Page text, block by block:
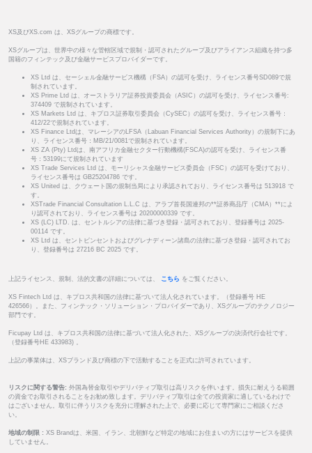
XS及びXS.com は、XSグループの商標です。
XSグループは、世界中の様々な管轄区域で規制・認可されたグループ及びアライアンス組織を持つ多
国籍のフィンテック及び金融サービスプロバイダーです。
XS Ltd は、セーシェル金融サービス機構（FSA）の認可を受け、ライセンス番号SD089で規
制されています。
XS Prime Ltd は、オーストラリア証券投資委員会（ASIC）の認可を受け、ライセンス番号:
374409 で規制されています。
XS Markets Ltd は、キプロス証券取引委員会（CySEC）の認可を受け、ライセンス番号：
412/22で規制されています。
XS Finance Ltdは、マレーシアのLFSA（Labuan Financial Services Authority）の規制下にあ
り、ライセンス番号：MB/21/0081で規制されています。
XS ZA (Pty) Ltdは、南アフリカ金融セクター行動機構(FSCA)の認可を受け、ライセンス番
号：53199にて規制されています
XS Trade Services Ltd は、モーリシャス金融サービス委員会（FSC）の認可を受けており、
ライセンス番号は GB25204786 です。
XS United は、クウェート国の規制当局により承認されており、ライセンス番号は 513918 で
す。
XSTrade Financial Consultation L.L.C は、アラブ首長国連邦の**証券商品庁（CMA）**によ
り認可されており、ライセンス番号は 20200000339 です。
XS (LC) LTD. は、セントルシアの法律に基づき登録・認可されており、登録番号は 2025-
00114 です。
XS Ltd は、セントビンセントおよびグレナディーン諸島の法律に基づき登録・認可されてお
り、登録番号は 27216 BC 2025 です。
上記ライセンス、規制、法的文書の詳細については、 こちら をご覧ください。
XS Fintech Ltd は、キプロス共和国の法律に基づいて法人化されています。（登録番号 HE
426566）。また、フィンテック・ソリューション・プロバイダーであり、XSグループのテクノロジー
部門です。
Ficupay Ltd は、キプロス共和国の法律に基づいて法人化された、XSグループの決済代行会社です。
（登録番号HE 433983) 。
上記の事業体は、XSブランド及び商標の下で活動することを正式に許可されています。
リスクに関する警告: 外国為替金取引やデリバティブ取引は高リスクを伴います。損失に耐えうる範囲
の資金でお取引されることをお勧め致します。デリバティブ取引は全ての投資家に適しているわけで
はございません。取引に伴うリスクを充分に理解された上で、必要に応じて専門家にご相談くださ
い。
地域の制限 : XS Brandは、米国、イラン、北朝鮮など特定の地域にお住まいの方にはサービスを提供
していません。